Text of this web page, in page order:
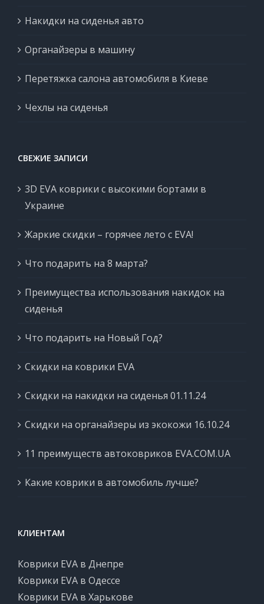
Накидки на сиденья авто
Органайзеры в машину
Перетяжка салона автомобиля в Киеве
Чехлы на сиденья
СВЕЖИЕ ЗАПИСИ
3D EVA коврики с высокими бортами в
Украине
Жаркие скидки – горячее лето с EVA!
Что подарить на 8 марта?
Преимущества использования накидок на
сиденья
Что подарить на Новый Год?
Скидки на коврики EVA
Скидки на накидки на сиденья 01.11.24
Скидки на органайзеры из экокожи 16.10.24
11 преимуществ автоковриков EVA.COM.UA
Какие коврики в автомобиль лучше?
КЛИЕНТАМ
Коврики EVA в Днепре
Коврики EVA в Одессе
Коврики EVA в Харькове